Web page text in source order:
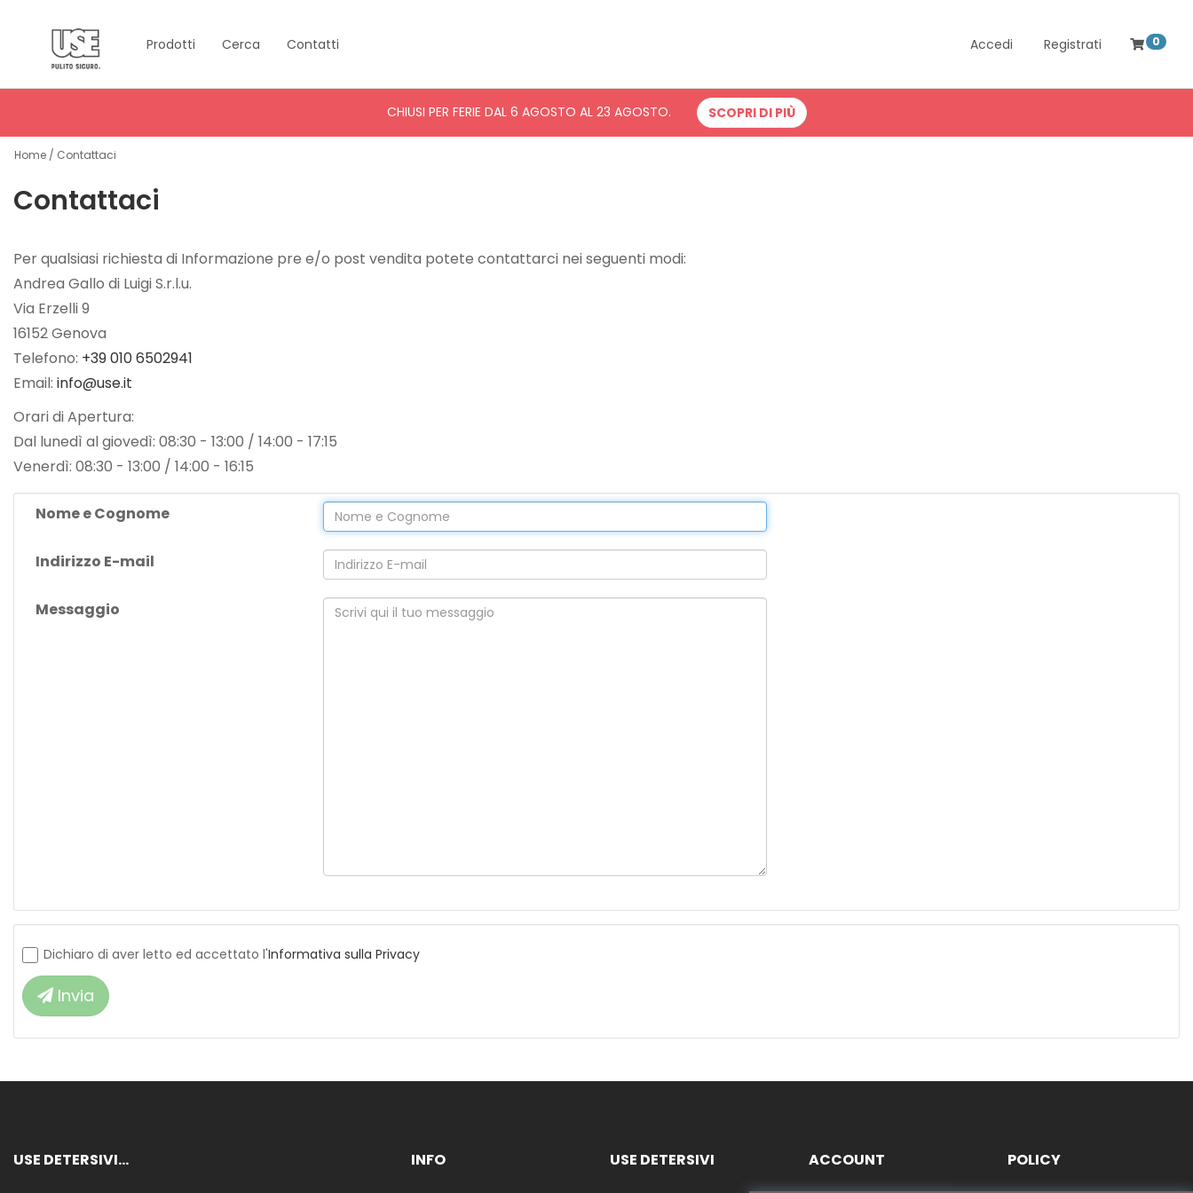
Home
Tutto
per
e
Tutto
per
le
Superfici
Tutto
per
il
Bucato
Prodotti Cerca Contatti Accedi Registrati 0
CHIUSI PER FERIE DAL 6 AGOSTO AL 23 AGOSTO. SCOPRI DI PIÙ
Home Contattaci
Contattaci
Per qualsiasi richiesta di Informazione pre e/o post vendita potete contattarci nei seguenti modi:
Andrea Gallo di Luigi S.r.l.u.
Via Erzelli 9
16152 Genova
Telefono: +39 010 6502941
Email: info@use.it
Orari di Apertura:
Dal lunedì al giovedì: 08:30 - 13:00 / 14:00 - 17:15
Venerdì: 08:30 - 13:00 / 14:00 - 16:15
Nome e Cognome
Indirizzo E-mail
Messaggio
Dichiaro di aver letto ed accettato l'Informativa sulla Privacy
Invia
USE DETERSIVI... INFO USE DETERSIVI ACCOUNT POLICY